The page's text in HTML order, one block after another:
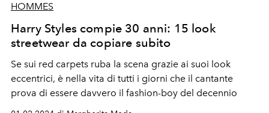
HOMMES
Harry Styles compie 30 anni: 15 look
streetwear da copiare subito
Se sui red carpets ruba la scena grazie ai suoi look
eccentrici, è nella vita di tutti i giorni che il cantante
prova di essere davvero il fashion-boy del decennio